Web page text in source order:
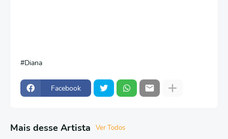
Diana
Facebook
Mais desse Artista Ver Todos